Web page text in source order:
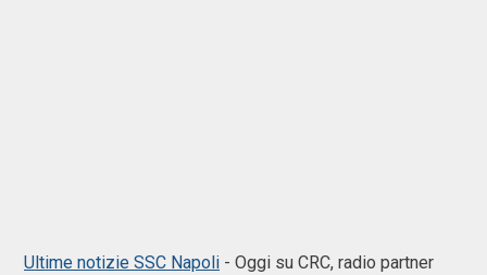
Ultime notizie SSC Napoli - Oggi su CRC, radio partner